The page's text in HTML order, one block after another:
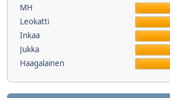
MH
Leokatti
Inkaa
Jukka
Haagalainen